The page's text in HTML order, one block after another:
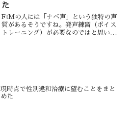
た
FtMの人には「ナベ声」という独特の声
質があるそうですね。発声練習（ボイス
トレーニング）が必要なのではと思い、
現時点で性別違和治療に望むことをまと
めた